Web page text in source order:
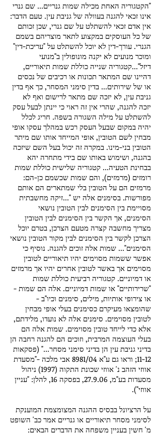
"הקטגוריה האחת מכילה שמות גנריים... שם גנרי
אינו זכאי להגנה בעוולה של גניבת עין. טעם הדבר:
אין אדם זכאי להשתלט על שם גנרי, שכן זכותם
של כל העוסקים במקצוע לתאר מוצריהם בשמם
הגנרי. עורך-דין לא יוכל להשתלט על "עריכת-דין"
ומוכר מנועים לא יקנה מונופולין ב"מנועי
דיזל"...קטגוריה שנייה כוללת שמות תיאוריים,
דהיינו שם המתאר תכונות או רכיבים של נכסים
או של שירותים... בדין סימני המסחר, כך אף בדין
גניבת עין, לא יזכה שם מתאר לרישום ואף לא
יזכה להגנה, שהרי אין זה ראוי כי יינתן לבעל עסק
להשתלט על מילה השגורה בשפה. חריג לכלל
יהיה במקום שבעל העסק רכש במהלך עסקו אופי
מבחין לשם הטובין, אופי המייחד אותו שם מיתר
הטובין בני-מינו. במקרה זה יכול בעל השם שיזכה
בהגנה, ושימוש באותו שם בידי מתחרה יהא
בבחינת הטעיה... קטגוריה שלישית כוללת שמות
רומזים (מרמזים), והם שמות שכשמם כן-הם:
מרמזים הם על הטובין בלי שמתארים הם אותם
מפורשות. בסימנים אלה יש "...זיקה מחשבתית
מסויימת בין הסימנים לבין הטובין נושאי
הסימנים, אך הקשר בין הסימנים לבין הטובין
מצריך מחשבה קצרה מטעם הצרכן, בטרם יוכל
הצרכן לקשר בין הסימנים לבין מקור הטובין נושאי
הסימנים"... שמות אלה זוכים להגנה. נוסיף כי
אפשר ששמות מסוימים יהיו תיאוריים לטובין
מסוימים אך באשר לטובין אחרים יהיו אך מרמזים
או דמיוניים. קטגוריה רביעית כוללת שמות
"שרירותיים" או שמות דמיוניים. אלה הם שמות -
או צירופי אותיות, מילים, סימנים וכיו"ב -
שהומצאו מעיקרם כסימנים בעלי אופי מבחין
לטובין מסוימים. סימנים אלה לא נועדו, מלידתם,
אלא כדי לייחד טובין מסוימים. שמות אלה הם
בעלי העוצמה המרבית, וזוכים הם להגנה רחבה הן
בדיני גניבת עין הן בדיני סימני מסחר..." (פסקאות
11-12; וראו גם ע"א 8981/04 אבי מלכה -"מסעדת
אווזי הזהב נ' אווזי שכונת התקוה (1997) ניהול
מסעדות בע"מ, 27.9.06, בפסקה 16, להלן: "עניין
אווזי").
על הרציונל בבסיס ההגנה המצומצמת המוענקת
לסימני מסחר תיאוריים או גנריים אמר כב' השופט
מ' חשין בעניין משפחה את הדברים הבאים: